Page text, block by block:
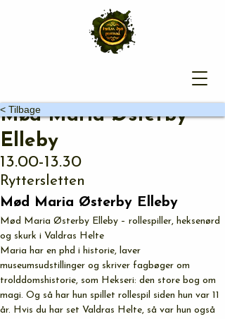
< Tilbage
Mød Maria Østerby
Elleby
13.00-13.30
Ryttersletten
Mød Maria Østerby Elleby
Mød Maria Østerby Elleby – rollespiller, heksenørd
og skurk i Valdras Helte
Maria har en phd i historie, laver
museumsudstillinger og skriver fagbøger om
trolddomshistorie, som Hekseri: den store bog om
magi. Og så har hun spillet rollespil siden hun var 11
år. Hvis du har set Valdras Helte, så var hun også